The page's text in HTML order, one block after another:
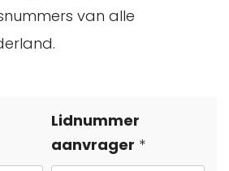
van alle
Lidnummer
aanvrager